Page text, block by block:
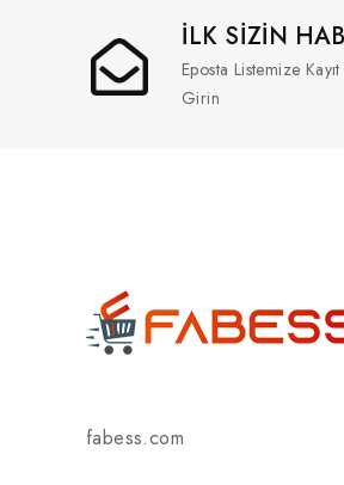
İLK SİZİN
Eposta Listemize
Girin
fabess.com